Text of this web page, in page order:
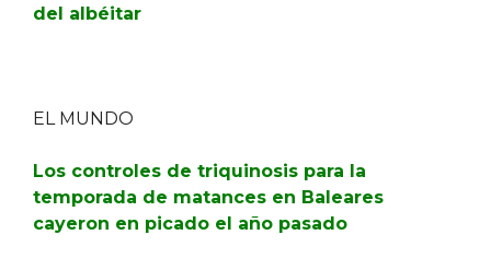
del albéitar
EL MUNDO
Los controles de triquinosis para la
temporada de matances en Baleares
cayeron en picado el año pasado